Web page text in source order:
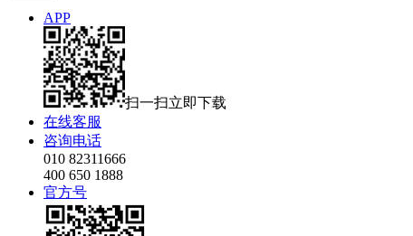
APP
扫一扫立即下载
在线客服
咨询电话
010 82311666
400 650 1888
官方号